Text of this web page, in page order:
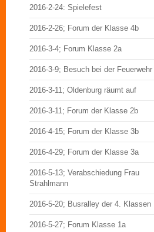
2016-2-24: Spielefest
2016-2-26; Forum der Klasse 4b
2016-3-4; Forum Klasse 2a
2016-3-9; Besuch bei der Feuerwehr
2016-3-11; Oldenburg räumt auf
2016-3-11; Forum der Klasse 2b
2016-4-15; Forum der Klasse 3b
2016-4-29; Forum der Klasse 3a
2016-5-13; Verabschiedung Frau
Strahlmann
2016-5-20; Busralley der 4. Klassen
2016-5-27; Forum Klasse 1a